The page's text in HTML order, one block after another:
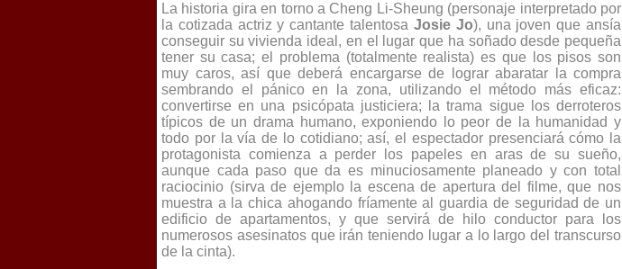
La historia gira en torno a Cheng Li-Sheung (personaje interpretado por
la cotizada actriz y cantante talentosa Josie Jo), una joven que ansía
conseguir su vivienda ideal, en el lugar que ha soñado desde pequeña
tener su casa; el problema (totalmente realista) es que los pisos son
muy caros, así que deberá encargarse de lograr abaratar la compra
sembrando el pánico en la zona, utilizando el método más eficaz:
convertirse en una psicópata justiciera; la trama sigue los derroteros
típicos de un drama humano, exponiendo lo peor de la humanidad y
todo por la vía de lo cotidiano; así, el espectador presenciará cómo la
protagonista comienza a perder los papeles en aras de su sueño,
aunque cada paso que da es minuciosamente planeado y con total
raciocinio (sirva de ejemplo la escena de apertura del filme, que nos
muestra a la chica ahogando fríamente al guardia de seguridad de un
edificio de apartamentos, y que servirá de hilo conductor para los
numerosos asesinatos que irán teniendo lugar a lo largo del transcurso
de la cinta).